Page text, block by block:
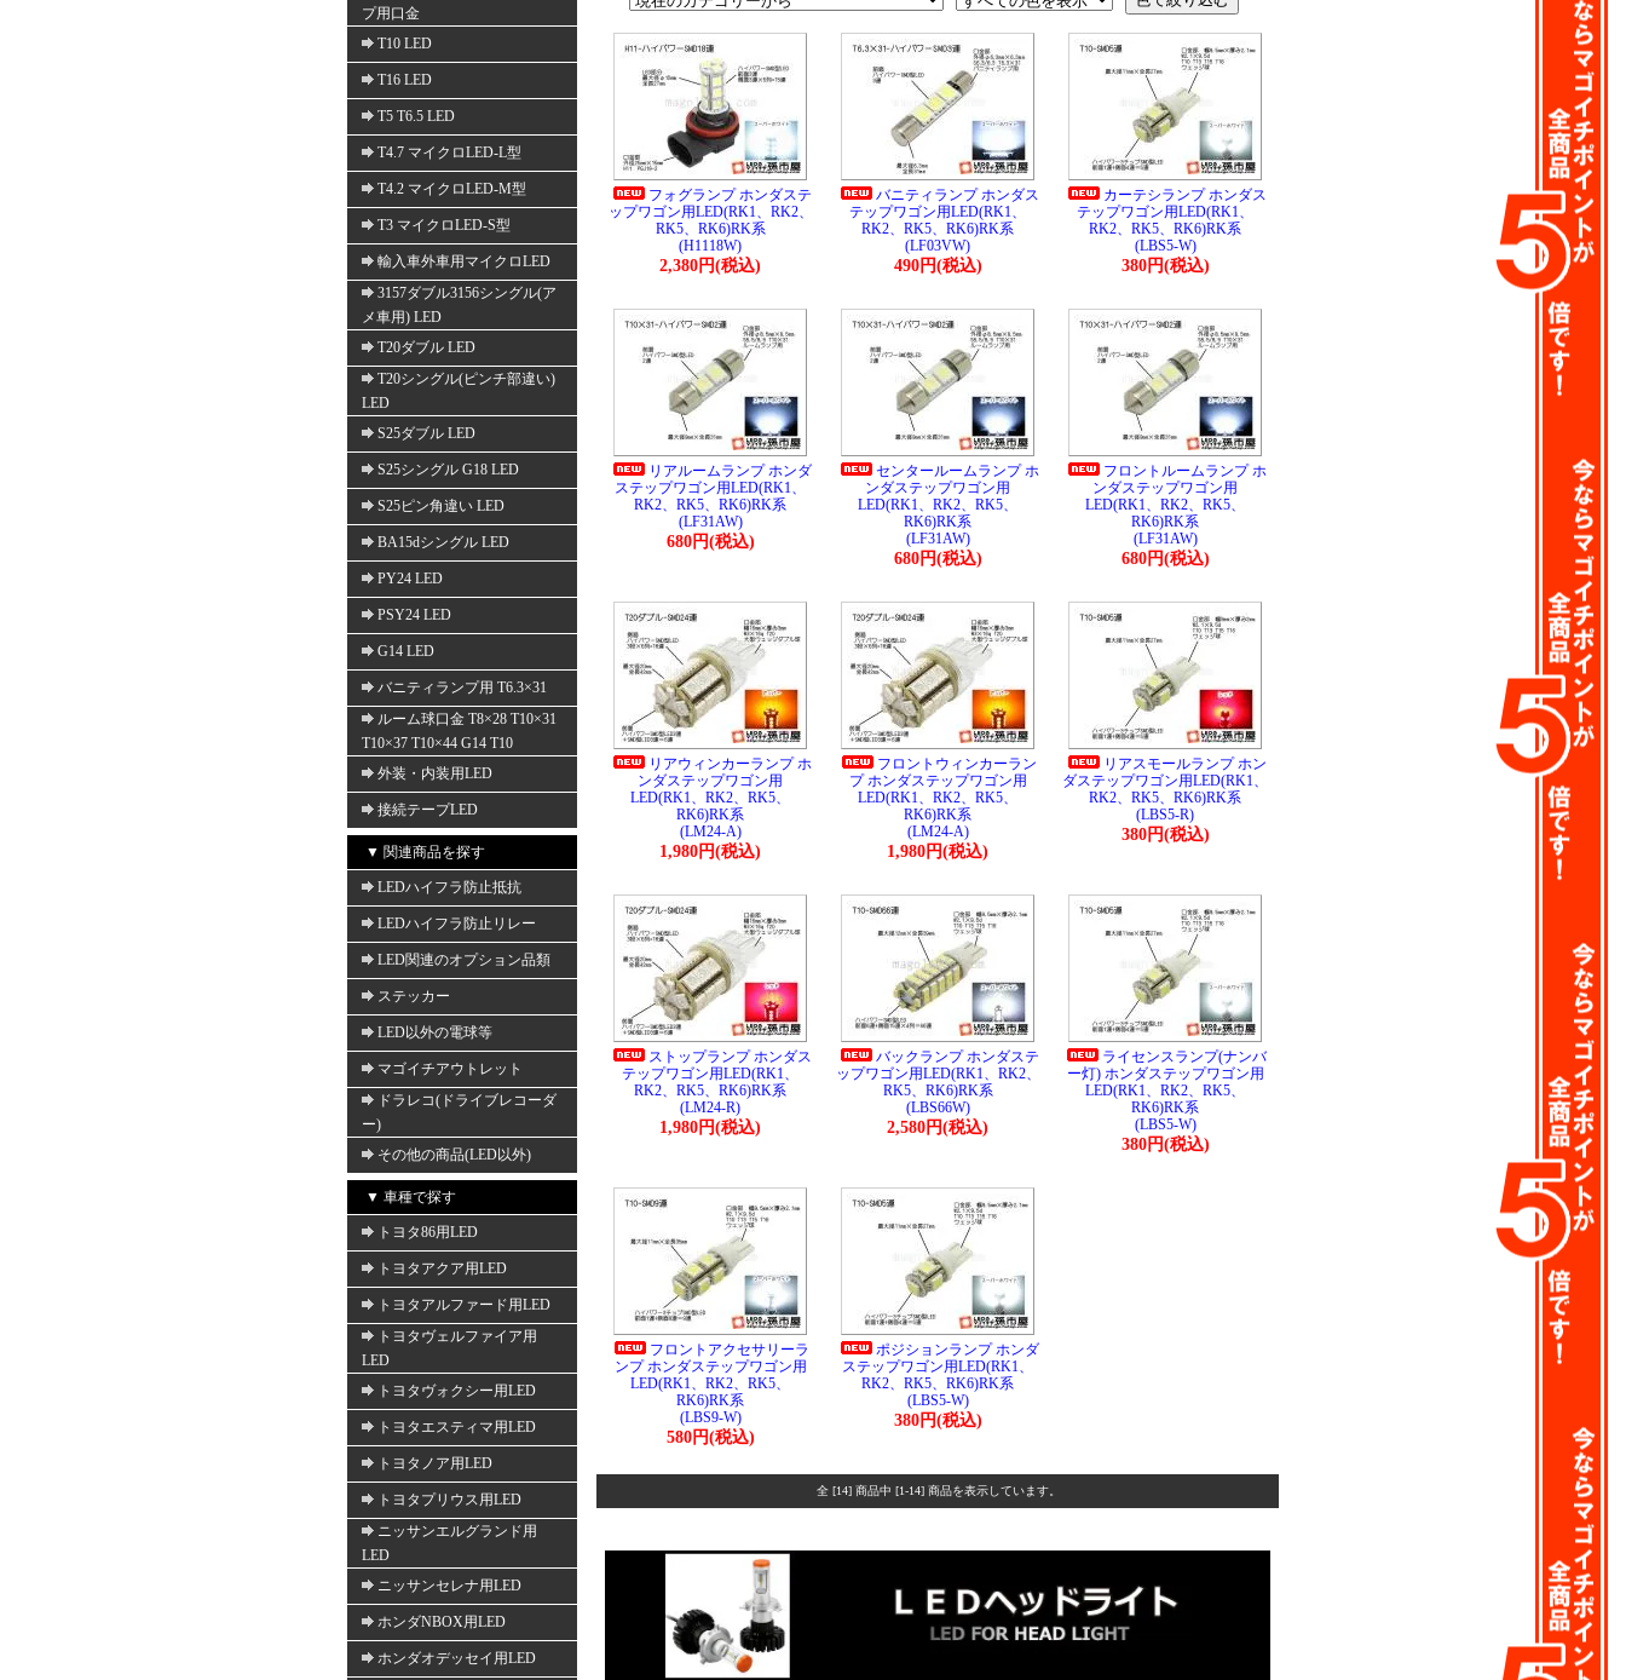
プ用口金
T10 LED
T16 LED
T5 T6.5 LED
T4.7 マイクロLED-L型
T4.2 マイクロLED-M型
T3 マイクロLED-S型
輸入車外車用マイクロLED
3157ダブル3156シングル(ア
メ車用) LED
T20ダブル LED
T20シングル(ピンチ部違い)
LED
S25ダブル LED
S25シングル G18 LED
S25ピン角違い LED
BA15dシングル LED
PY24 LED
PSY24 LED
G14 LED
バニティランプ用 T6.3×31
ルーム球口金 T8×28 T10×31
T10×37 T10×44 G14 T10
外装・内装用LED
接続テープLED
▼ 関連商品を探す
LEDハイフラ防止抵抗
LEDハイフラ防止リレー
LED関連のオプション品類
ステッカー
LED以外の電球等
マゴイチアウトレット
ドラレコ(ドライブレコーダ
ー)
その他の商品(LED以外)
▼ 車種で探す
トヨタ86用LED
トヨタアクア用LED
トヨタアルファード用LED
トヨタヴェルファイア用
LED
トヨタヴォクシー用LED
トヨタエスティマ用LED
トヨタノア用LED
トヨタプリウス用LED
ニッサンエルグランド用
LED
ニッサンセレナ用LED
ホンダNBOX用LED
ホンダオデッセイ用LED
フォグランプ ホンダステ
ップワゴン用LED(RK1、RK2、
RK5、RK6)RK系
(H1118W)
2,380円(税込)
バニティランプ ホンダス
テップワゴン用LED(RK1、
RK2、RK5、RK6)RK系
(LF03VW)
490円(税込)
カーテシランプ ホンダス
テップワゴン用LED(RK1、
RK2、RK5、RK6)RK系
(LBS5-W)
380円(税込)
リアルームランプ ホンダ
ステップワゴン用LED(RK1、
RK2、RK5、RK6)RK系
(LF31AW)
680円(税込)
センタールームランプ ホ
ンダステップワゴン用
LED(RK1、RK2、RK5、
RK6)RK系
(LF31AW)
680円(税込)
フロントルームランプ ホ
ンダステップワゴン用
LED(RK1、RK2、RK5、
RK6)RK系
(LF31AW)
680円(税込)
リアウィンカーランプ ホ
ンダステップワゴン用
LED(RK1、RK2、RK5、
RK6)RK系
(LM24-A)
1,980円(税込)
フロントウィンカーラン
プ ホンダステップワゴン用
LED(RK1、RK2、RK5、
RK6)RK系
(LM24-A)
1,980円(税込)
リアスモールランプ ホン
ダステップワゴン用LED(RK1、
RK2、RK5、RK6)RK系
(LBS5-R)
380円(税込)
ストップランプ ホンダス
テップワゴン用LED(RK1、
RK2、RK5、RK6)RK系
(LM24-R)
1,980円(税込)
バックランプ ホンダステ
ップワゴン用LED(RK1、RK2、
RK5、RK6)RK系
(LBS66W)
2,580円(税込)
ライセンスランプ(ナンバ
ー灯) ホンダステップワゴン用
LED(RK1、RK2、RK5、
RK6)RK系
(LBS5-W)
380円(税込)
フロントアクセサリーラ
ンプ ホンダステップワゴン用
LED(RK1、RK2、RK5、
RK6)RK系
(LBS9-W)
580円(税込)
ポジションランプ ホンダ
ステップワゴン用LED(RK1、
RK2、RK5、RK6)RK系
(LBS5-W)
380円(税込)
全 [14] 商品中 [1-14] 商品を表示しています。